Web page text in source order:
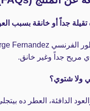
جداً أو خانقة بسبب
مريح جداً وغير خانق.
ولا شتوي؟
الدافئة، العطر ده